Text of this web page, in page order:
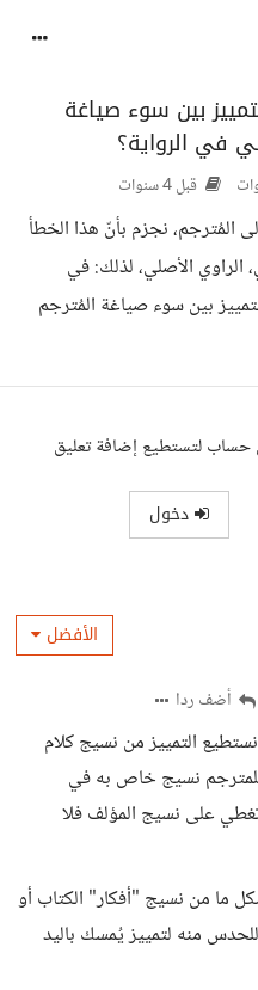
بين سوء صياغة
في الرواية؟
قبل 4 سنوات
المُترجم، نجزم بأنّ هذا الخطأ
الراوي الأصلي، لذلك: في
بين سوء صياغة المُترجم
لتستطيع إضافة تعليق
دخول
الأفضل
أضف ردا
التمييز من نسيج كلام
نسيج خاص به في
على نسيج المؤلف فلا
ما من نسيج "أفكار" الكتاب أو
منه لتمييز يُمسك باليد